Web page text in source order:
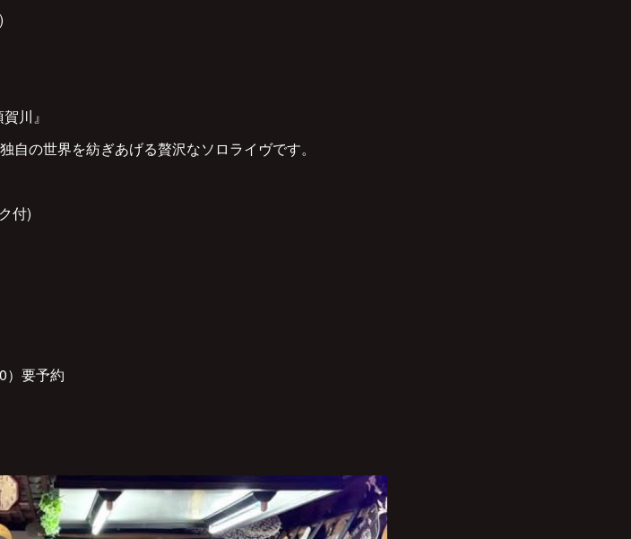
川』
の世界を紡ぎあげる贅沢なソロライヴです。
付)
）要予約